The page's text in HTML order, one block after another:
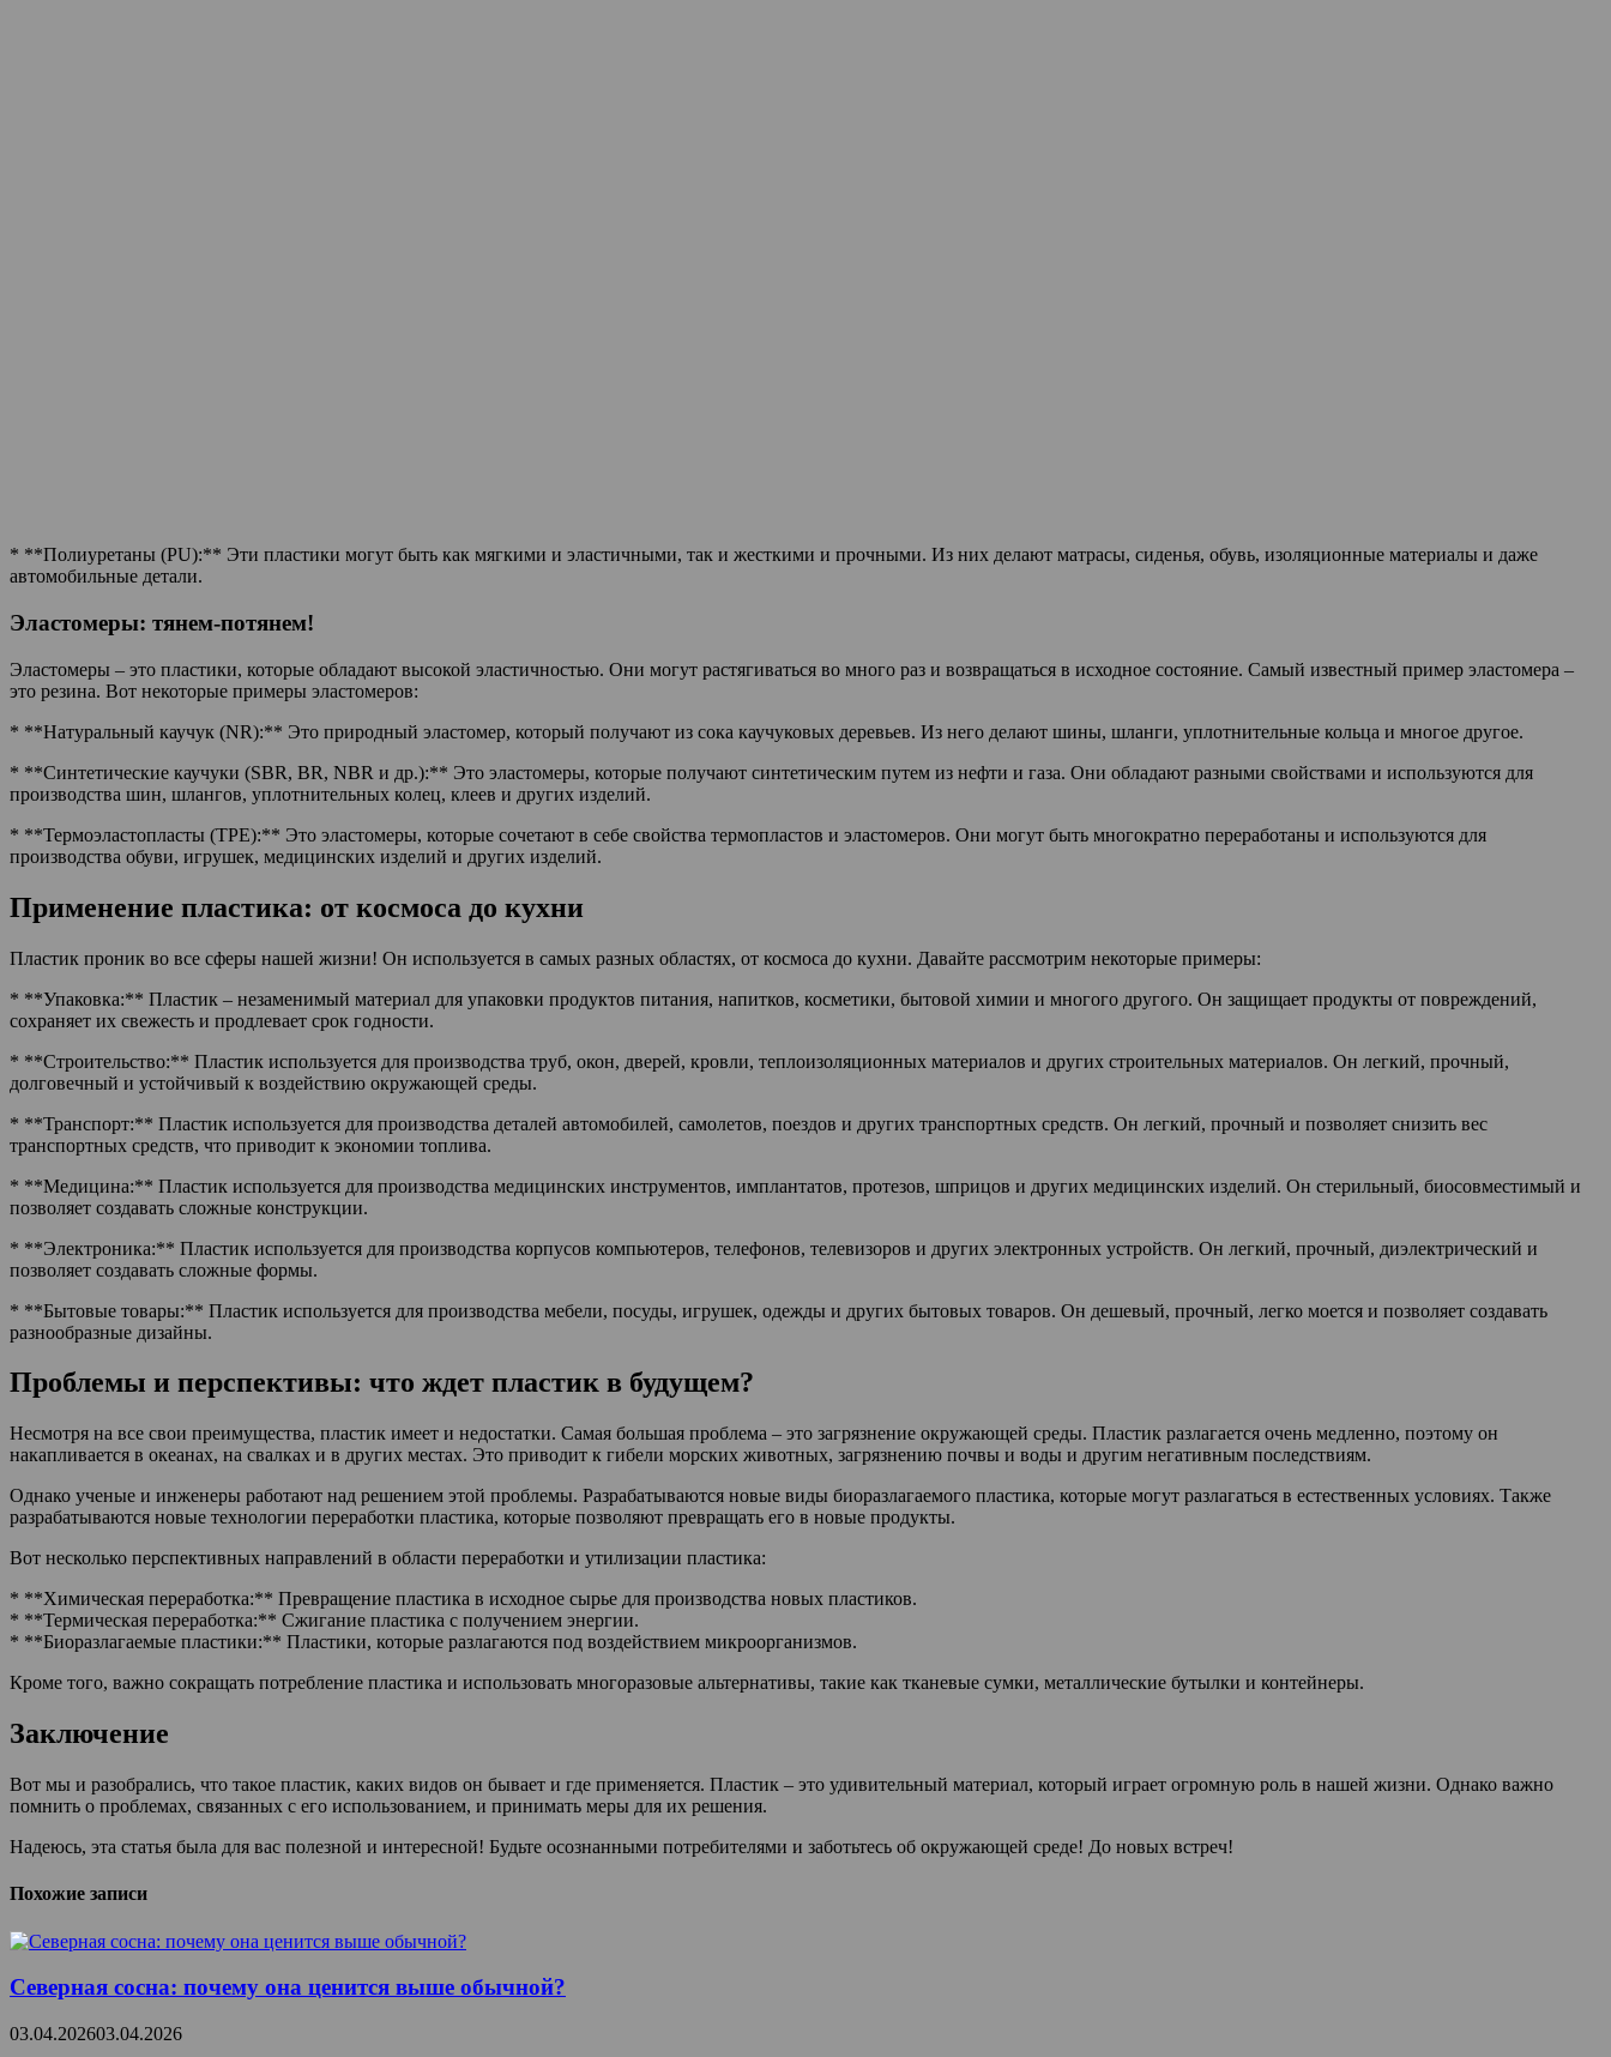
* **Полиуретаны (PU):** Эти пластики могут быть как мягкими и эластичными, так и жесткими и прочными. Из них делают матрасы, сиденья, обувь, изоляционные материалы и даже
автомобильные детали.
Эластомеры: тянем-потянем!
Эластомеры – это пластики, которые обладают высокой эластичностью. Они могут растягиваться во много раз и возвращаться в исходное состояние. Самый известный пример эластомера –
это резина. Вот некоторые примеры эластомеров:
* **Натуральный каучук (NR):** Это природный эластомер, который получают из сока каучуковых деревьев. Из него делают шины, шланги, уплотнительные кольца и многое другое.
* **Синтетические каучуки (SBR, BR, NBR и др.):** Это эластомеры, которые получают синтетическим путем из нефти и газа. Они обладают разными свойствами и используются для
производства шин, шлангов, уплотнительных колец, клеев и других изделий.
* **Термоэластопласты (TPE):** Это эластомеры, которые сочетают в себе свойства термопластов и эластомеров. Они могут быть многократно переработаны и используются для
производства обуви, игрушек, медицинских изделий и других изделий.
Применение пластика: от космоса до кухни
Пластик проник во все сферы нашей жизни! Он используется в самых разных областях, от космоса до кухни. Давайте рассмотрим некоторые примеры:
* **Упаковка:** Пластик – незаменимый материал для упаковки продуктов питания, напитков, косметики, бытовой химии и многого другого. Он защищает продукты от повреждений,
сохраняет их свежесть и продлевает срок годности.
* **Строительство:** Пластик используется для производства труб, окон, дверей, кровли, теплоизоляционных материалов и других строительных материалов. Он легкий, прочный,
долговечный и устойчивый к воздействию окружающей среды.
* **Транспорт:** Пластик используется для производства деталей автомобилей, самолетов, поездов и других транспортных средств. Он легкий, прочный и позволяет снизить вес
транспортных средств, что приводит к экономии топлива.
* **Медицина:** Пластик используется для производства медицинских инструментов, имплантатов, протезов, шприцов и других медицинских изделий. Он стерильный, биосовместимый и
позволяет создавать сложные конструкции.
* **Электроника:** Пластик используется для производства корпусов компьютеров, телефонов, телевизоров и других электронных устройств. Он легкий, прочный, диэлектрический и
позволяет создавать сложные формы.
* **Бытовые товары:** Пластик используется для производства мебели, посуды, игрушек, одежды и других бытовых товаров. Он дешевый, прочный, легко моется и позволяет создавать
разнообразные дизайны.
Проблемы и перспективы: что ждет пластик в будущем?
Несмотря на все свои преимущества, пластик имеет и недостатки. Самая большая проблема – это загрязнение окружающей среды. Пластик разлагается очень медленно, поэтому он
накапливается в океанах, на свалках и в других местах. Это приводит к гибели морских животных, загрязнению почвы и воды и другим негативным последствиям.
Однако ученые и инженеры работают над решением этой проблемы. Разрабатываются новые виды биоразлагаемого пластика, которые могут разлагаться в естественных условиях. Также
разрабатываются новые технологии переработки пластика, которые позволяют превращать его в новые продукты.
Вот несколько перспективных направлений в области переработки и утилизации пластика:
* **Химическая переработка:** Превращение пластика в исходное сырье для производства новых пластиков.
* **Термическая переработка:** Сжигание пластика с получением энергии.
* **Биоразлагаемые пластики:** Пластики, которые разлагаются под воздействием микроорганизмов.
Кроме того, важно сокращать потребление пластика и использовать многоразовые альтернативы, такие как тканевые сумки, металлические бутылки и контейнеры.
Заключение
Вот мы и разобрались, что такое пластик, каких видов он бывает и где применяется. Пластик – это удивительный материал, который играет огромную роль в нашей жизни. Однако важно
помнить о проблемах, связанных с его использованием, и принимать меры для их решения.
Надеюсь, эта статья была для вас полезной и интересной! Будьте осознанными потребителями и заботьтесь об окружающей среде! До новых встреч!
Похожие записи
Северная сосна: почему она ценится выше обычной?
03.04.202603.04.2026